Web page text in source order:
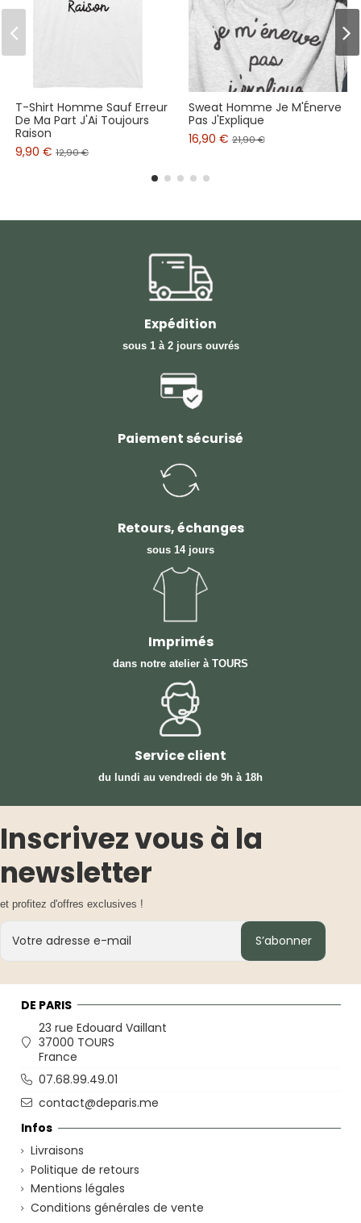
T-Shirt Homme Sauf Erreur
De Ma Part J'Ai Toujours
Raison
9,90 €12,90 €
Sweat Homme Je M'Énerve
Pas J'Explique
16,90 €21,90 €
Expédition
sous 1 à 2 jours ouvrés
Paiement sécurisé
Retours, échanges
sous 14 jours
Imprimés
dans notre atelier à TOURS
Service client
du lundi au vendredi de 9h à 18h
Inscrivez vous à la
newsletter
et profitez d'offres exclusives !
S’abonner
Infos
Livraisons
Politique de retours
Mentions légales
Conditions générales de vente
DE PARIS
23 rue Edouard Vaillant
37000 TOURS
France
07.68.99.49.01
contact@deparis.me